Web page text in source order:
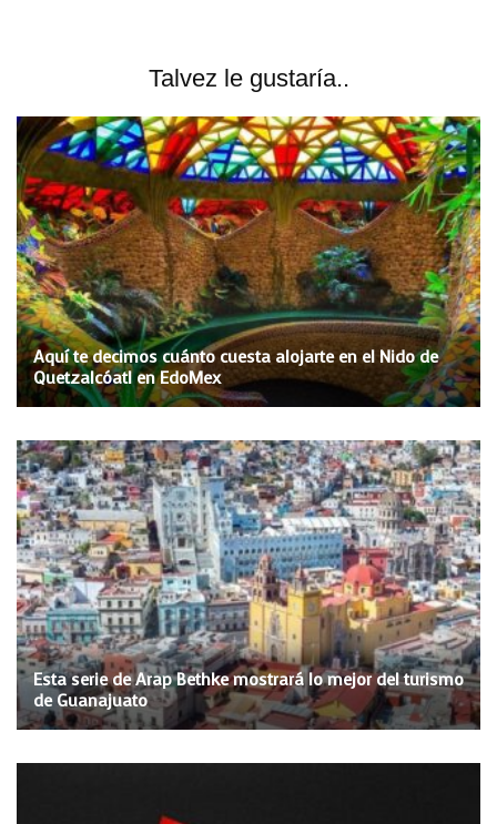
Talvez le gustaría..
Aquí te decimos cuánto cuesta alojarte en el Nido de
Quetzalcóatl en EdoMex
Esta serie de Arap Bethke mostrará lo mejor del turismo
de Guanajuato